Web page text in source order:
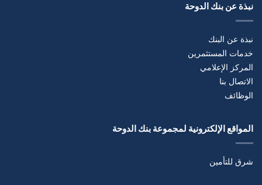
نبذة عن بنك الدوحة
نبذة عن البنك
خدمات المستثمرين
المركز الإعلامي
الاتصال بنا
الوظائف
المواقع الإلكترونية لمجموعة بنك الدوحة
شرق للتأمين